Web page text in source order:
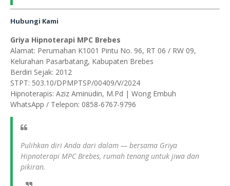
Hubungi Kami
Griya Hipnoterapi MPC Brebes
Alamat: Perumahan K1001 Pintu No. 96, RT 06 / RW 09,
Kelurahan Pasarbatang, Kabupaten Brebes
Berdiri Sejak: 2012
STPT: 503.10/DPMPTSP/00409/V/2024
Hipnoterapis: Aziz Aminudin, M.Pd | Wong Embuh
WhatsApp / Telepon: 0858-6767-9796
Pulihkan diri Anda dari dalam — bersama Griya
Hipnoterapi MPC Brebes, rumah tenang untuk jiwa dan
pikiran.